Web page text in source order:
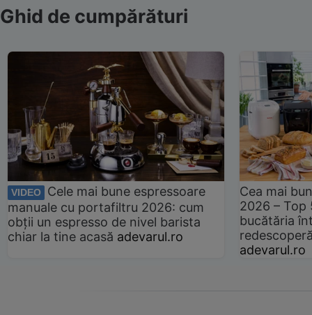
Ghid de cumpărături
VIDEO
Cele mai bune espressoare
manuale cu portafiltru 2026: cum
obții un espresso de nivel barista
chiar la tine acasă adevarul.ro
Cea mai
2026 –
bucătăria
adevarul.ro